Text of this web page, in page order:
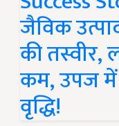
जैविक
की तस्वीर,
कम, उपज में
वृद्धि!